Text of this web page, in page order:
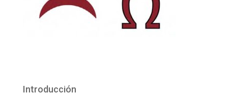
Introducción